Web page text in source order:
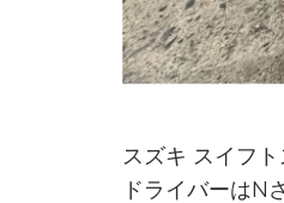
スズキ スイフト
ドライバーはN